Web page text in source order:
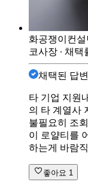
화공쟁이컨설
코사장 ∙ 채택
채택된 답변
타 기업 지원
의 타 계열사
불필요히 조
이 로얄티를
하는게 바람
좋아요 1